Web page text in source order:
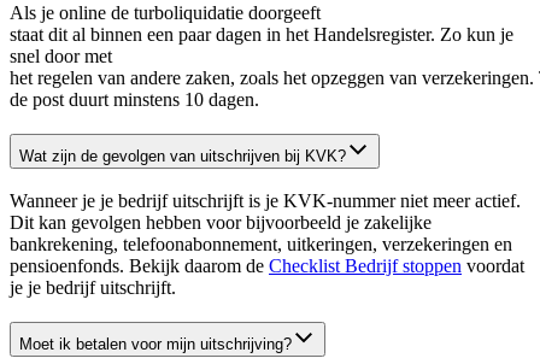
Als je online de turboliquidatie doorgeeft
staat dit al binnen een paar dagen in het Handelsregister. Zo kun je
snel door met
het regelen van andere zaken, zoals het opzeggen van
de post duurt minstens 10 dagen.
Wat zijn de gevolgen van uitschrijven bij KVK?
Wanneer je je bedrijf uitschrijft is je KVK-nummer niet meer actief.
Dit kan gevolgen hebben voor bijvoorbeeld je zakelijke
bankrekening, telefoonabonnement, uitkeringen, verzekeringen en
pensioenfonds. Bekijk daarom de Checklist Bedrijf stoppen voordat
je je bedrijf uitschrijft.
Moet ik betalen voor mijn uitschrijving?